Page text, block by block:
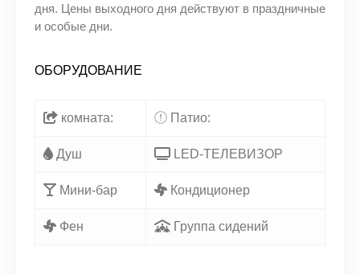
дня. Цены выходного дня действуют в праздничные
и особые дни.
ОБОРУДОВАНИЕ
комната: Патио:
Душ LED-ТЕЛЕВИЗОР
Мини-бар Кондиционер
Фен Группа сидений